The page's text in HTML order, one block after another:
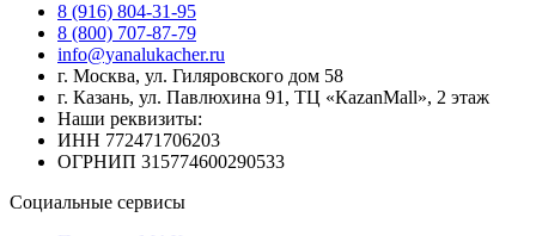
8 (916) 804-31-95
8 (800) 707-87-79
info@yanalukacher.ru
г. Москва, ул. Гиляровского дом 58
г. Казань, ул. Павлюхина 91, ТЦ «КazanMall», 2 этаж
Наши реквизиты:
ИНН 772471706203
ОГРНИП 315774600290533
Социальные сервисы